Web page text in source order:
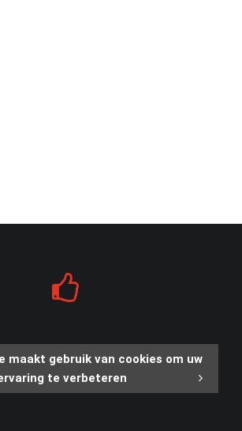
maakt gebruik van cookies om uw
te verbeteren